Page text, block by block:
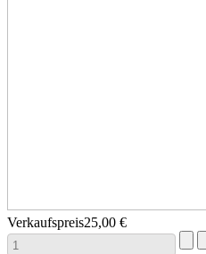
Verkaufspreis25,00 €